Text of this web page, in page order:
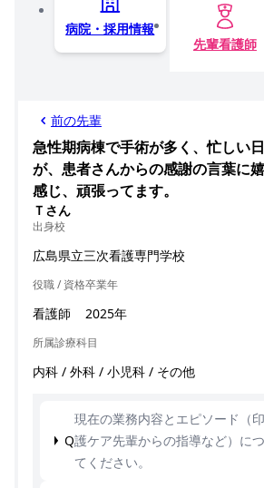
病院・採用情報
先輩看護師
前の先輩
急性期病棟で手術が多く、忙しい
が、患者さんからの感謝の言葉に
感じ、頑張ってます。
Ｔさん
出身校
広島県立三次看護専門学校
役職 / 資格
看護師
卒業年
2025年
所属診療科目
内科 / 外科 / 小児科 / その他
Q
現在の業務内容とエピソード（
護ケア先輩からの指導など）に
てください。